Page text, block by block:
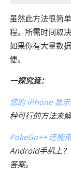
虽然此方法很简
程。所需时间取
如果你有大量数
便。
一探究竟：
您的 iPhone 显
种可行的方法来
PokeGo++ 还能
Android手机上
答案。